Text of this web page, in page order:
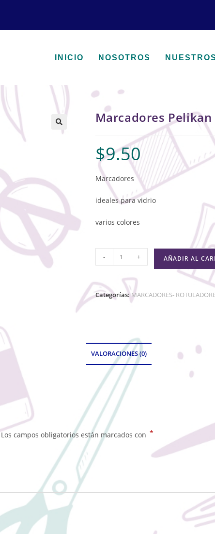
INICIO NOSOTROS
🔍
Marcadores Pelikan
$9.50
Marcadores
ideales para vidrio
varios colores
- + AÑADIR AL
Categorías:MARCADORES-
VALORACIONES (0)
Los campos obligatorios están marcados con *